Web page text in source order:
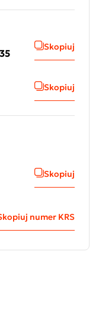
Skopiuj
Skopiuj
Skopiuj
numer KRS